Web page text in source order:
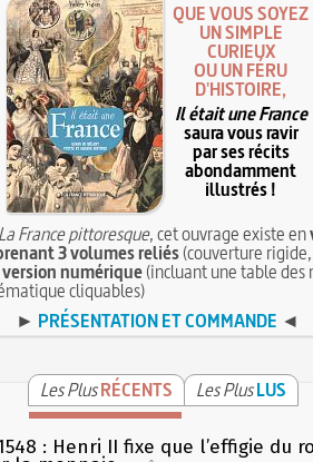
QUE VOUS SOYEZ
UN SIMPLE
CURIEUX
OU UN FÉRU
D'HISTOIRE,
Il était une France
saura vous ravir
par ses récits
abondamment
illustrés !
La France pittoresque, cet ouvrage existe en
3 volumes reliés(couverture
version numérique(incluant une table des
cliquables)
► PRÉSENTATION ET COMMANDE ◄
Les PlusRÉCENTS Les PlusLUS
: Henri II fixe que l’effigie du